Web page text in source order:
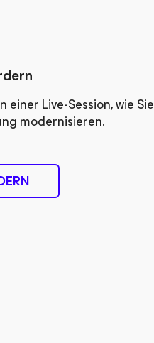
einer Live-Session, wie
modernisieren.